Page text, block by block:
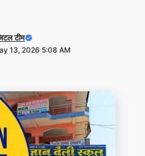
टीम
13, 2026 5:08 AM